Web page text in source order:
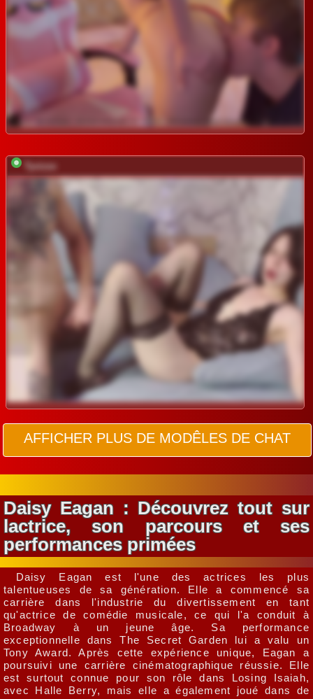
Tyvizex
AFFICHER PLUS DE MODÊLES DE CHAT
Daisy Eagan : Découvrez tout sur
lactrice, son parcours et ses
performances primées
Daisy Eagan est l'une des actrices les plus
talentueuses de sa génération. Elle a commencé sa
carrière dans l'industrie du divertissement en tant
qu'actrice de comédie musicale, ce qui l'a conduit à
Broadway à un jeune âge. Sa performance
exceptionnelle dans The Secret Garden lui a valu un
Tony Award. Après cette expérience unique, Eagan a
poursuivi une carrière cinématographique réussie. Elle
est surtout connue pour son rôle dans Losing Isaiah,
avec Halle Berry, mais elle a également joué dans de